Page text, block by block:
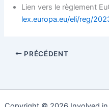
Lien vers le règlement
lex.europa.eu/eli/reg/
PRÉCÉDENT